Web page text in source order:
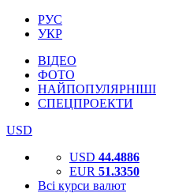
РУС
УКР
ВІДЕО
ФОТО
НАЙПОПУЛЯРНІШІ
СПЕЦПРОЕКТИ
USD
USD 44.4886
EUR 51.3350
Всі курси валют